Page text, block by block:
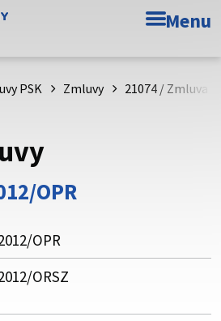
stránka Prešovského
uistite, že zdieľate informácie iba
stránku. Zabezpečená stránka
názvom domény webového sídla.
Menu
PSK Zmluvy 21074 / Zmluva
OPR
OPR
ORSZ